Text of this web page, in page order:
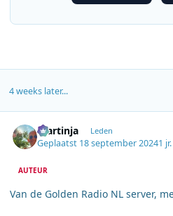
4 weeks later...
martinja Leden
Geplaatst 18 september 20241 jr.
AUTEUR
Van de Golden Radio NL server,